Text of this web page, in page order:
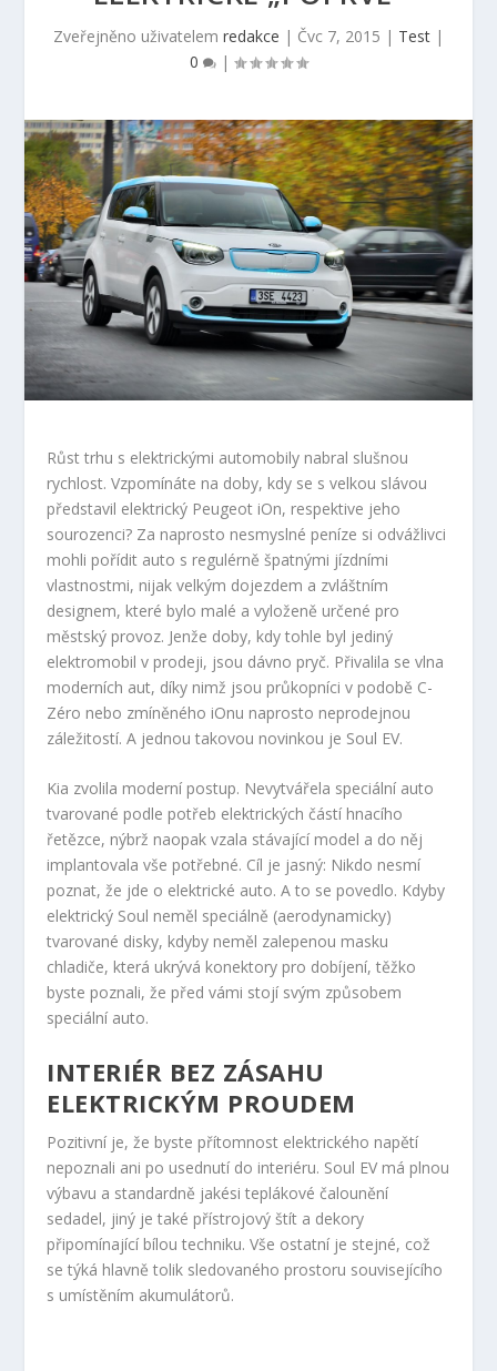
Zveřejněno uživatelem redakce | Čvc 7, 2015 | Test |
0
|
Růst trhu s elektrickými automobily nabral slušnou
rychlost. Vzpomínáte na doby, kdy se s velkou slávou
představil elektrický Peugeot iOn, respektive jeho
sourozenci? Za naprosto nesmyslné peníze si odvážlivci
mohli pořídit auto s regulérně špatnými jízdními
vlastnostmi, nijak velkým dojezdem a zvláštním
designem, které bylo malé a vyloženě určené pro
městský provoz. Jenže doby, kdy tohle byl jediný
elektromobil v prodeji, jsou dávno pryč. Přivalila se vlna
moderních aut, díky nimž jsou průkopníci v podobě C-
Zéro nebo zmíněného iOnu naprosto neprodejnou
záležitostí. A jednou takovou novinkou je Soul EV.
Kia zvolila moderní postup. Nevytvářela speciální auto
tvarované podle potřeb elektrických částí hnacího
řetězce, nýbrž naopak vzala stávající model a do něj
implantovala vše potřebné. Cíl je jasný: Nikdo nesmí
poznat, že jde o elektrické auto. A to se povedlo. Kdyby
elektrický Soul neměl speciálně (aerodynamicky)
tvarované disky, kdyby neměl zalepenou masku
chladiče, která ukrývá konektory pro dobíjení, těžko
byste poznali, že před vámi stojí svým způsobem
speciální auto.
INTERIÉR BEZ ZÁSAHU
ELEKTRICKÝM PROUDEM
Pozitivní je, že byste přítomnost elektrického napětí
nepoznali ani po usednutí do interiéru. Soul EV má plnou
výbavu a standardně jakési teplákové čalounění
sedadel, jiný je také přístrojový štít a dekory
připomínající bílou techniku. Vše ostatní je stejné, což
se týká hlavně tolik sledovaného prostoru souvisejícího
s umístěním akumulátorů.